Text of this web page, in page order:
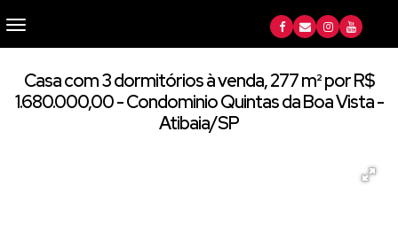
Casa com 3 dormitórios à venda, 277 m² por R$
1.680.000,00 - Condominio Quintas da Boa Vista -
Atibaia/SP